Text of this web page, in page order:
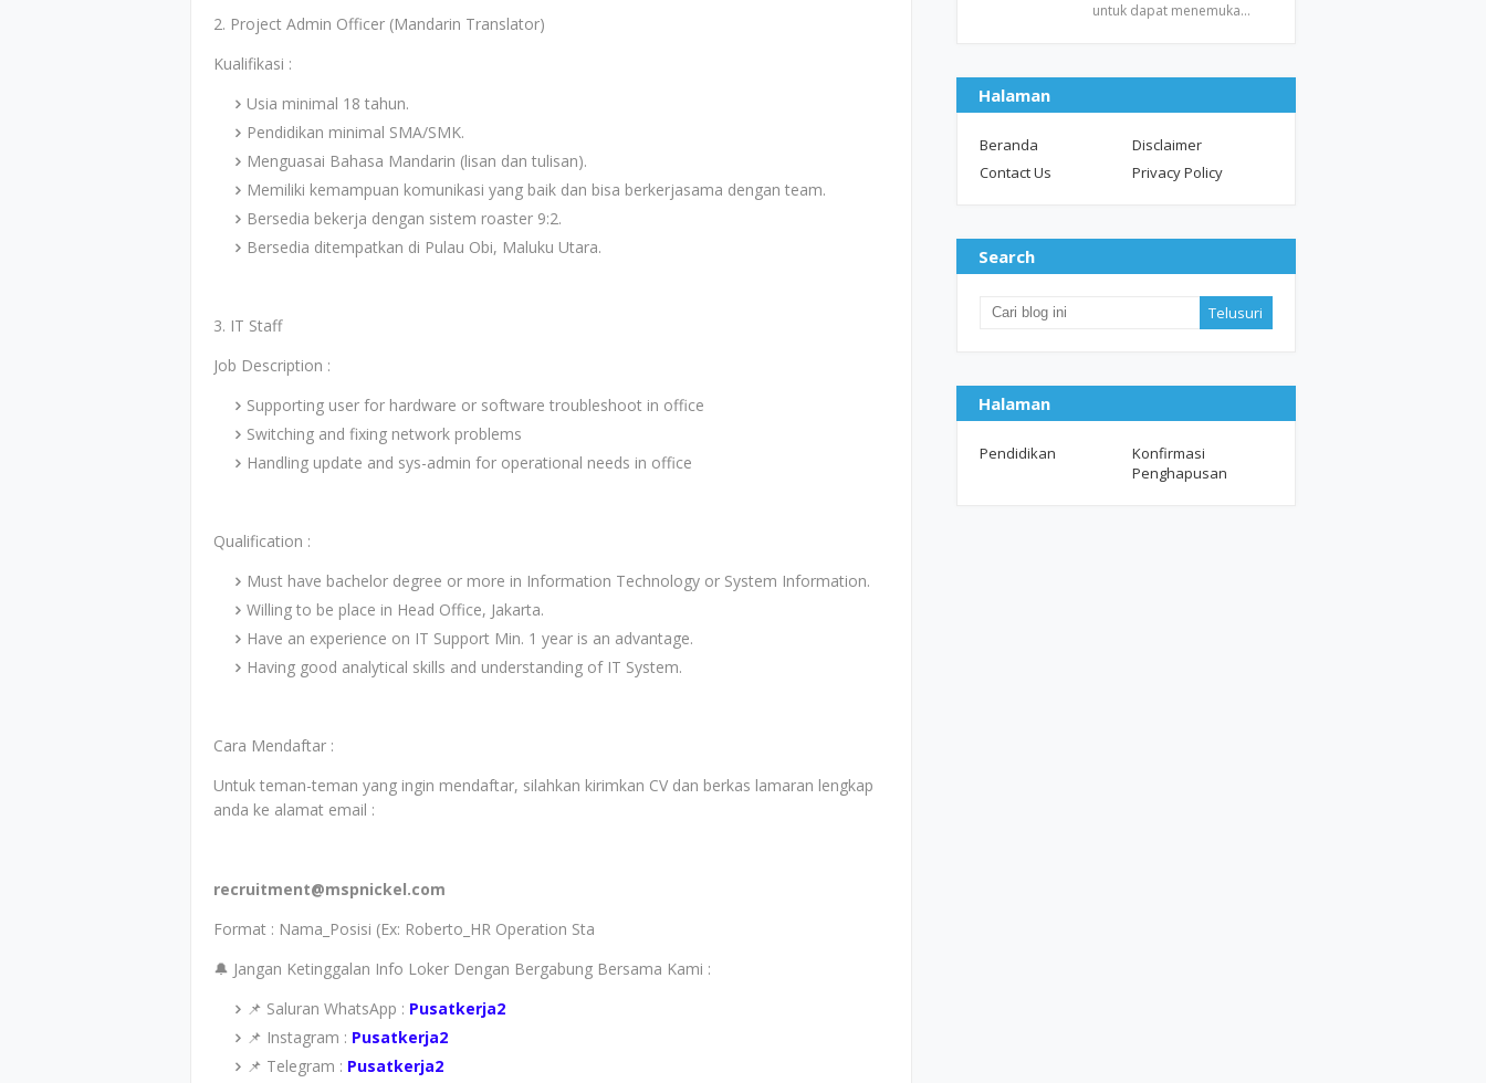
2. Project Admin Officer (Mandarin Translator)
Kualifikasi :
Usia minimal 18 tahun.
Pendidikan minimal SMA/SMK.
Menguasai Bahasa Mandarin (lisan dan tulisan).
Memiliki kemampuan komunikasi yang baik dan bisa berkerjasama dengan team.
Bersedia bekerja dengan sistem roaster 9:2.
Bersedia ditempatkan di Pulau Obi, Maluku Utara.
3. IT Staff
Job Description :
Supporting user for hardware or software troubleshoot in office
Switching and fixing network problems
Handling update and sys-admin for operational needs in office
Qualification :
Must have bachelor degree or more in Information Technology or System Information.
Willing to be place in Head Office, Jakarta.
Have an experience on IT Support Min. 1 year is an advantage.
Having good analytical skills and understanding of IT System.
Cara Mendaftar :
Untuk teman-teman yang ingin mendaftar, silahkan kirimkan CV dan berkas lamaran lengkap
anda ke alamat email :
recruitment@mspnickel.com
Format : Nama_Posisi (Ex: Roberto_HR Operation Sta
🔔 Jangan Ketinggalan Info Loker Dengan Bergabung Bersama Kami :
📌 Saluran WhatsApp : Pusatkerja2
📌 Instagram : Pusatkerja2
📌 Telegram : Pusatkerja2
untuk dapat menemuka…
Halaman
Beranda
Disclaimer
Contact Us
Privacy Policy
Search
Halaman
Pendidikan
Konfirmasi
Penghapusan